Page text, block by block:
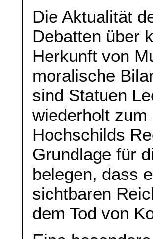
Die Aktualität
Debatten über
Herkunft von
moralische
sind Statuen
wiederholt
Hochschilds
Grundlage für
belegen, dass
sichtbaren
dem Tod von